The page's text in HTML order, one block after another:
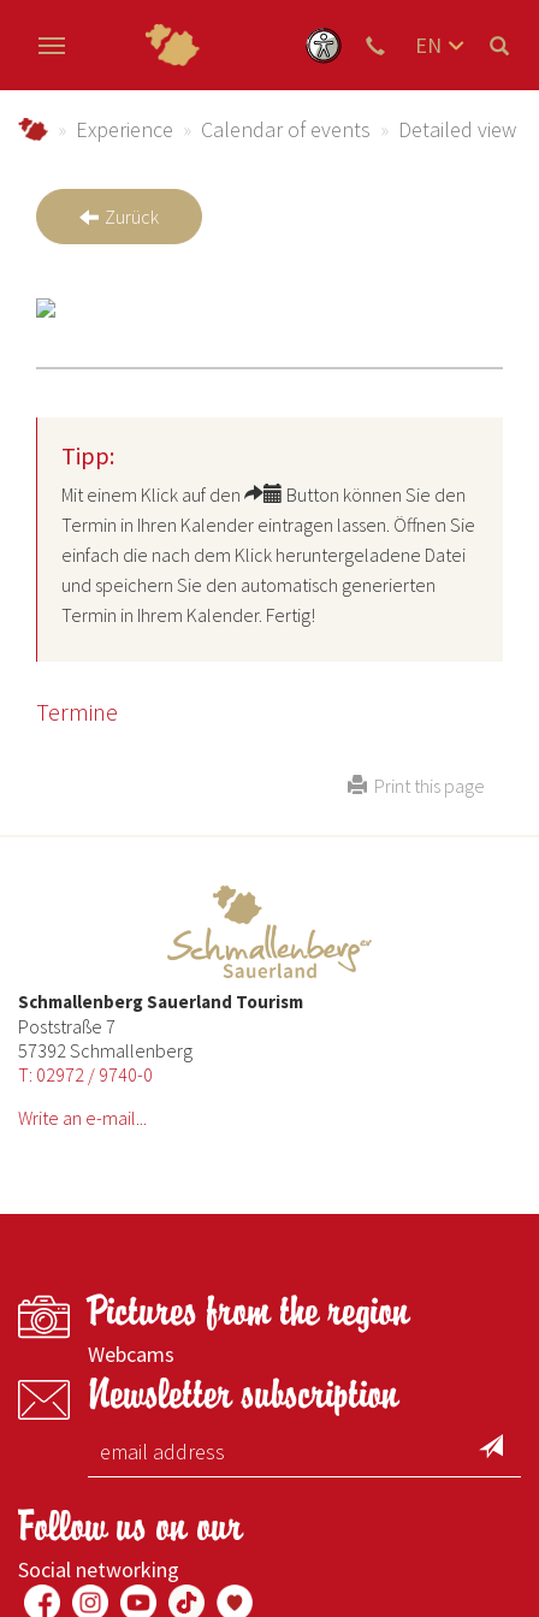
EN
Urlaub im Schmallenberger Sauerland und der
Experience Calendar of events Detailed view
Zurück
Tipp:
Mit einem Klick auf den
Button können Sie den
Termin in Ihren Kalender eintragen lassen. Öffnen Sie
einfach die nach dem Klick heruntergeladene Datei
und speichern Sie den automatisch generierten
Termin in Ihrem Kalender. Fertig!
Termine
Print this page
Schmallenberg Sauerland Tourism
Poststraße 7
57392 Schmallenberg
T: 02972 / 9740-0
Write an e-mail...
Pictures from the region
Webcams
Newsletter subscription
Follow us on our
Social networking